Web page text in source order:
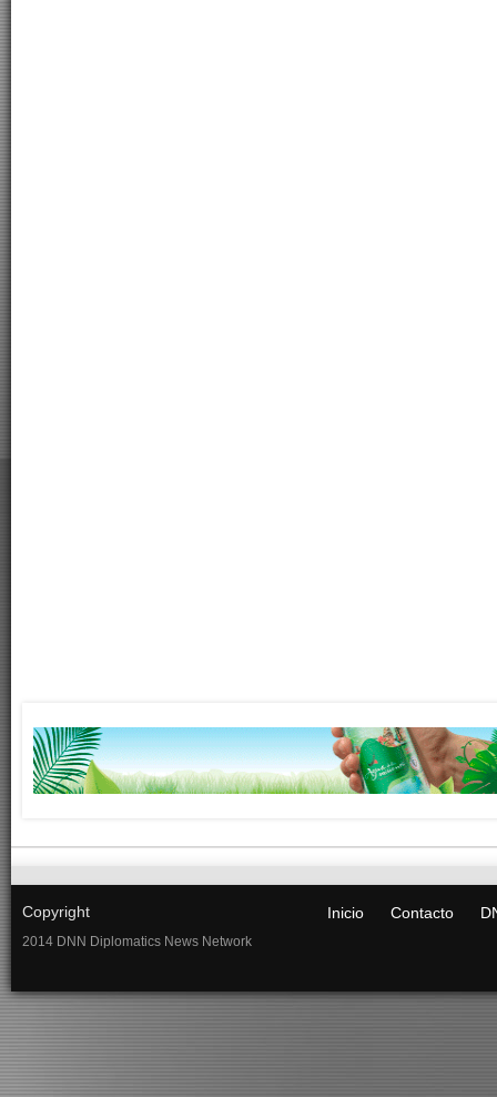
Copyright
2014 DNN Diplomatics News Network
Inicio Contacto